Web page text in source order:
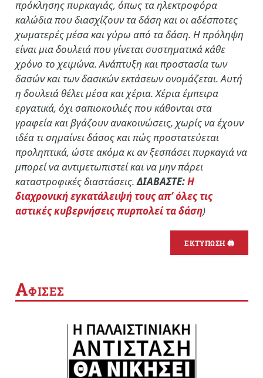
πρόκλησης πυρκαγιάς, όπως τα ηλεκτροφόρα
καλώδια που διασχίζουν τα δάση και οι αδέσποτες
χωματερές μέσα και γύρω από τα δάση. Η πρόληψη
είναι μια δουλειά που γίνεται συστηματικά κάθε
χρόνο το χειμώνα. Ανάπτυξη και προστασία των
δασών και των δασικών εκτάσεων ονομάζεται. Αυτή
η δουλειά θέλει μέσα και χέρια. Χέρια έμπειρα
εργατικά, όχι σαπιοκοιλιές που κάθονται στα
γραφεία και βγάζουν ανακοινώσεις, χωρίς να έχουν
ιδέα τι σημαίνει δάσος και πώς προστατεύεται
προληπτικά, ώστε ακόμα κι αν ξεσπάσει πυρκαγιά να
μπορεί να αντιμετωπιστεί και να μην πάρει
καταστροφικές διαστάσεις.ΔΙΑΒΑΣΤΕ:Η
διαχρονική εγκατάλειψή τους απ’ όλες τις
αστικές κυβερνήσεις πυρπολεί τα δάση)
ΕΚΤΥΠΩΣΗ 🖨
ΑΦΙΣΕΣ